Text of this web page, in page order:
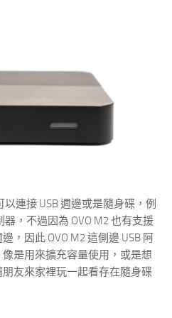
連接 USB 週邊或是隨身碟，例
，不過因為 OVO M2 也有支援
，因此 OVO M2 這側邊 USB 阿
是用來擴充容量使用，或是想
友來家裡玩一起看存在隨身碟